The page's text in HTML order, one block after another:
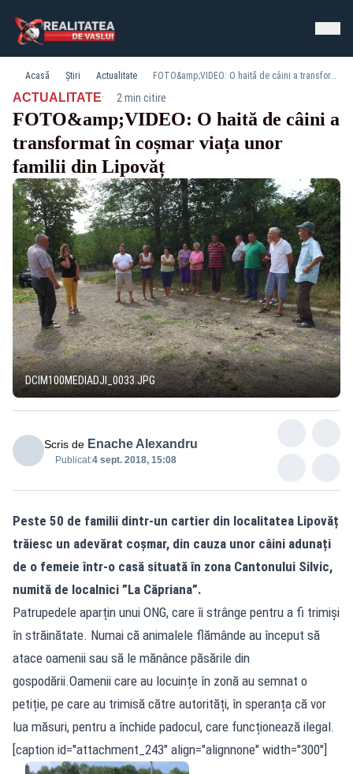
Acasă Știri Actualitate FOTO&amp;VIDEO: O haită de câini a transformat în coșmar viața unor familii din Lipovăț
ACTUALITATE· 2 min citire
FOTO&amp;VIDEO: O haită de câini a
transformat în coșmar viața unor
familii din Lipovăț
DCIM100MEDIADJI_0033.JPG
Scris de Enache Alexandru
Publicat:4 sept. 2018, 15:08
Peste 50 de familii dintr-un cartier din localitatea Lipovăț
trăiesc un adevărat coșmar, din cauza unor câini adunați
de o femeie într-o casă situată în zona Cantonului Silvic,
numită de localnici ”La Căpriana”.
Patrupedele aparțin unui ONG, care îi strânge pentru a fi trimiși
în străinătate. Numai că animalele flămânde au început să
atace oamenii sau să le mănânce păsările din
gospodării.Oamenii care au locuințe în zonă au semnat o
petiție, pe care au trimisă către autorități, în speranța că vor
lua măsuri, pentru a închide padocul, care funcționează ilegal.
[caption id="attachment_243" align="alignnone" width="300"]